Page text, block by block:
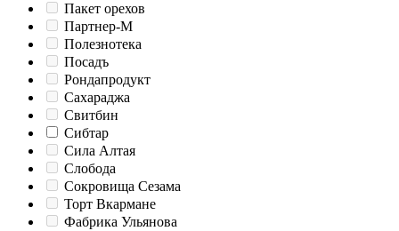
Пакет орехов
Партнер-М
Полезнотека
Посадъ
Рондапродукт
Сахараджа
Свитбин
Сибтар
Сила Алтая
Слобода
Сокровища Сезама
Торт Вкармане
Фабрика Ульянова